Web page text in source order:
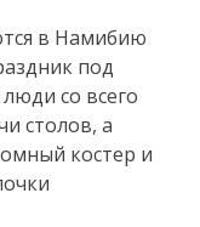
в Намибию
под
со всего
столов, а
костер и